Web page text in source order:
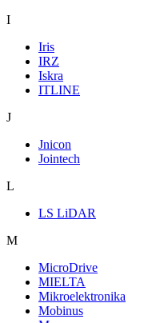
I
Iris
IRZ
Iskra
ITLINE
J
Jnicon
Jointech
L
LS LiDAR
M
MicroDrive
MIELTA
Mikroelektronika
Mobinus